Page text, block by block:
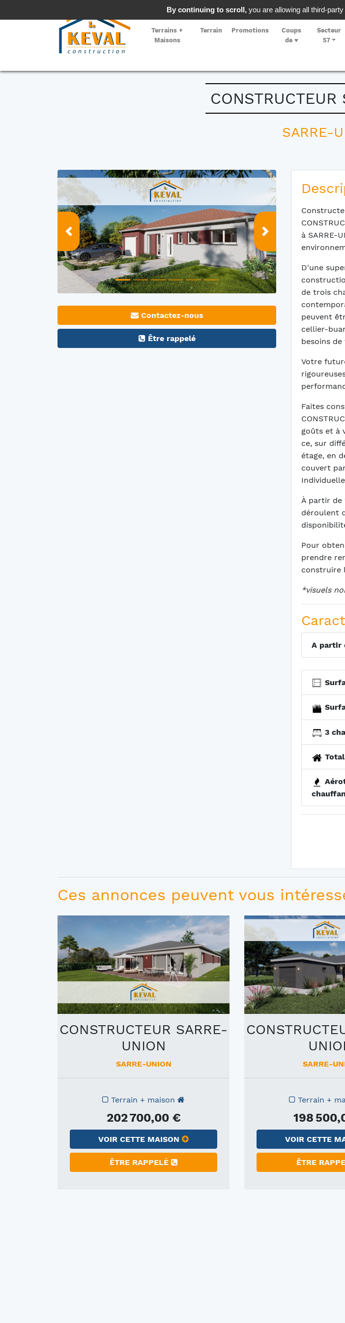
Terrains +
Maisons
Terrain Promotions
Coups
de ♥
Secteur
57
CONSTRUCTEUR
SARRE-
Prec Suivant
Contactez-nous
Être rappelé
à SARRE-
D'une
de trois
peuvent
cellier-
besoins
Votre
Faites
goûts et à
ce, sur
étage, en
couvert
À partir de
déroulent
Pour
prendre
construire
*visuels
A partir
3
Ces annonces peuvent vous
CONSTRUCTEUR SARRE-
UNION
SARRE-UNION
Terrain + maison
202 700,00 €
VOIR CETTE MAISON
ÊTRE RAPPELÉ
SARRE-
Terrain +
198
VOIR CETTE
ÊTRE
By continuing to scroll,you are allowing all third-